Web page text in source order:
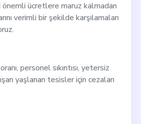
önemli ücretlere maruz kalmadan
verimli bir şekilde karşılamaları
personel sıkıntısı, yetersiz
yaşlanan tesisler için cezaları